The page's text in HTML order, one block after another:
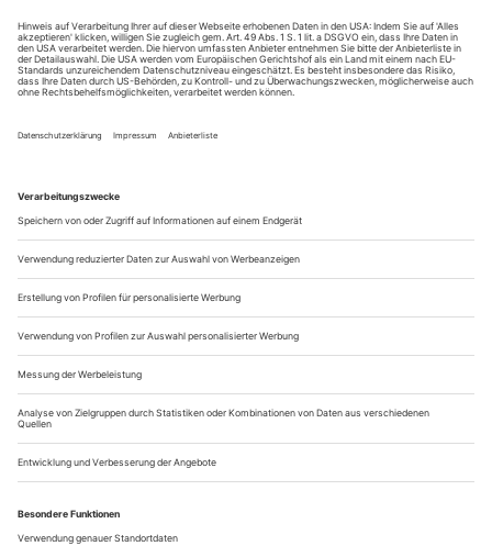
Redeströme schriller Vögel
Kathrin Röggla «Verfahren» (U) im Staatstheater Saarbrücken
Über viele Jahre konnte die rechtsradikale Terror -zelle NSU
Mitbürger:innen ausländischer Herkunft ermorden, ohne
rechtsextremen Hintergrund der Taten schloss er aus und
versteifte sich auf organisierte ausländische Kriminalität.
Aufklärung über diese...
Tanzen, bis die Göttin kommt
Miroslava Svolikova «GI3F (Gott ist drei Frauen)» (U) im ETA
Hoffmann Theater Bamberg
«Jedenfalls, das Ende war ziemlich misslungen», stellt die
Göttin Nummer eins fest. «Der Anfang ja auch», gibt ihre
Kollegin, die Allmächtige Nummer zwei, zu bedenken. Und
Nummer drei räumt freimütig ein, sich an den Anfang «gar
nicht mehr erinnern» zu können. Daran, dass sich – kaum,